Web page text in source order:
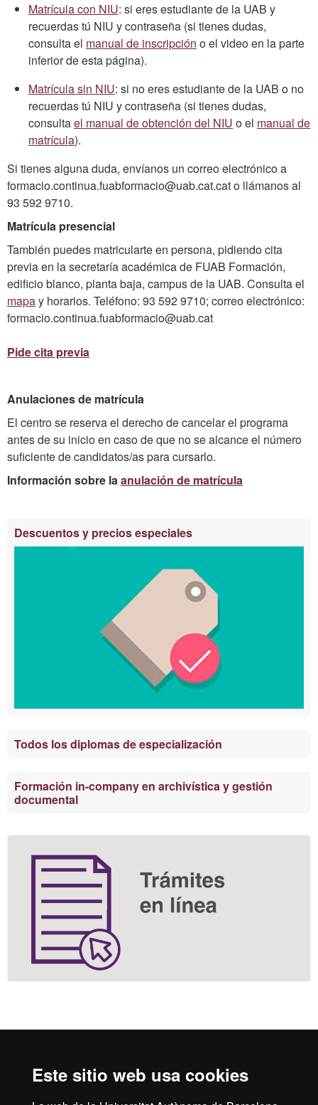
Este sitio web usa cookies
Matrícula con NIU: si eres estudiante de la UAB y
recuerdas tú NIU y contraseña (si tienes dudas,
consulta el manual de inscripción o el video en la parte
inferior de esta página).
Matrícula sin NIU: si no eres estudiante de la UAB o no
recuerdas tú NIU y contraseña (si tienes dudas,
consultael manual de obtención del NIU o el manual de
matrícula).
Si tienes alguna duda, envíanos un correo electrónico a
formacio.continua.fuabformacio@uab.cat.cat o llámanos al
93 592 9710.
Matrícula presencial
También puedes matricularte en persona, pidiendo cita
previa en la secretaría académica de FUAB Formación,
edificio blanco, planta baja, campus de la UAB. Consulta el
mapay horarios. Teléfono: 93 592 9710; correo electrónico:
formacio.continua.fuabformacio@uab.cat
Pide cita previa
Anulaciones de matrícula
El centro se reserva el derecho de cancelar el programa
antes de su inicio en caso de que no se alcance el número
suficiente de candidatos/as para cursarlo.
Información sobre laanulación de matrícula
Información
complementaria
Descuentos y precios especiales
Todos los diplomas de especialización
Formación in-company en archivística y gestión
documental
HR